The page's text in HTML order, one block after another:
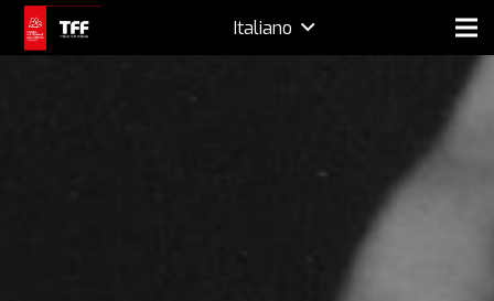
Italiano